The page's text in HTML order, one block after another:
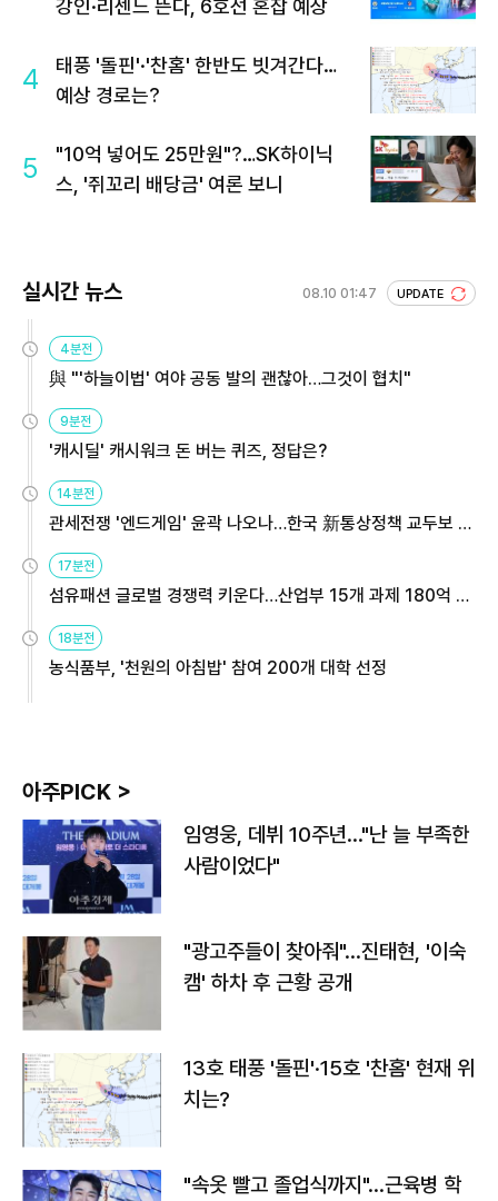
강인·리센느 뜬다, 6호선 혼잡 예상
4
태풍 '돌핀'·'찬홈' 한반도 빗겨간다…
예상 경로는?
5
"10억 넣어도 25만원"?…SK하이닉
스, '쥐꼬리 배당금' 여론 보니
실시간 뉴스 08.10 01:47 UPDATE
4분전
與 "'하늘이법' 여야 공동 발의 괜찮아…그것이 협치"
9분전
'캐시딜' 캐시워크 돈 버는 퀴즈, 정답은?
14분전
관세전쟁 '엔드게임' 윤곽 나오나…한국 新통상정책 교두보 활
17분전
섬유패션 글로벌 경쟁력 키운다…산업부 15개 과제 180억 지
18분전
농식품부, '천원의 아침밥' 참여 200개 대학 선정
아주PICK >
임영웅, 데뷔 10주년…"난 늘 부족한
사람이었다"
"광고주들이 찾아줘"…진태현, '이숙
캠' 하차 후 근황 공개
13호 태풍 '돌핀'·15호 '찬홈' 현재 위
치는?
"속옷 빨고 졸업식까지"…근육병 학